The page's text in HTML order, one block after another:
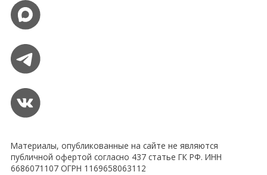
Материалы, опубликованные на сайте не являются
публичной офертой согласно 437 статье ГК РФ. ИНН
6686071107 ОГРН 1169658063112